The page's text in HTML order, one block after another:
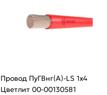
Провод ПуГВнг(А)-LS 1х4
Цветлит 00-00130581